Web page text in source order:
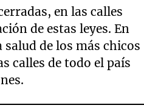
en las calles
de estas leyes. En
de los más chicos
calles de todo el país